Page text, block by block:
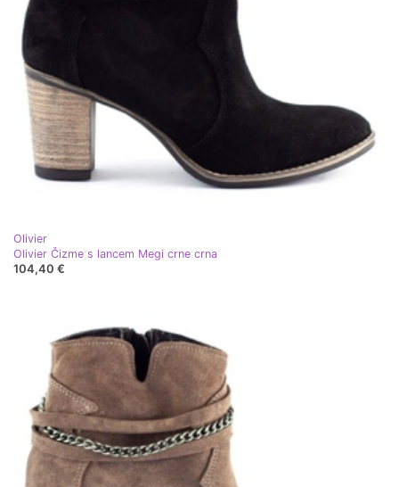
Olivier
Olivier Čizme s lancem Megi crne crna
104,40 €